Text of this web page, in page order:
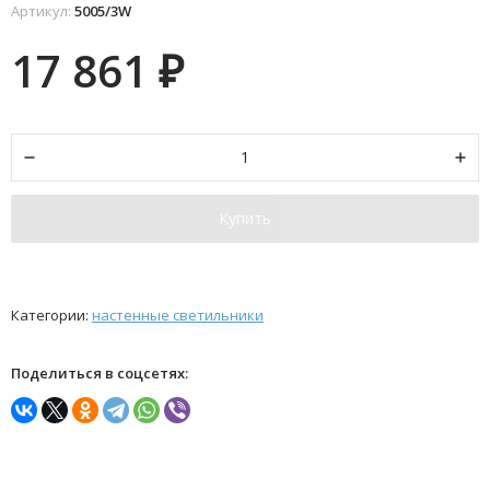
Артикул: 5005/3W
17 861 ₽
Купить
Категории: настенные светильники
Поделиться в соцсетях: